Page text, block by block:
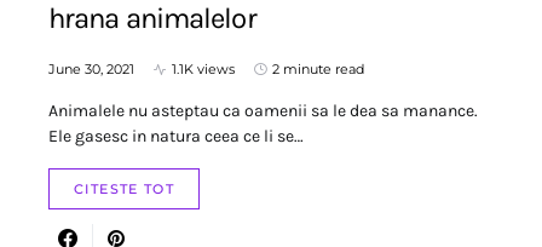
hrana animalelor
June 30, 2021 1.1K views 2 minute read
Animalele nu asteptau ca oamenii sa le dea sa manance.
Ele gasesc in natura ceea ce li se…
CITESTE TOT